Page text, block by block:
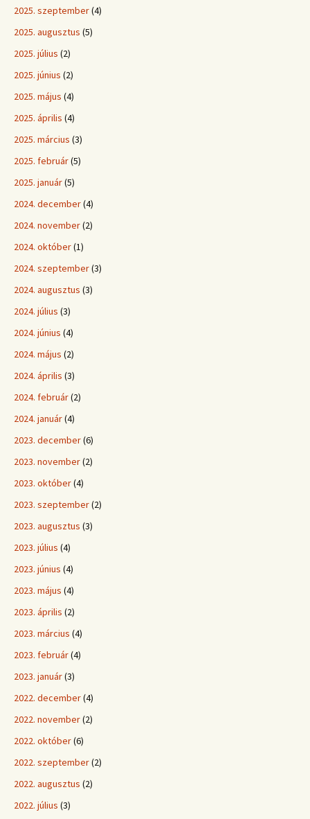
2025. szeptember(4)
2025. augusztus (5)
2025. július (2)
2025. június (2)
2025. május (4)
2025. április (4)
2025. március (3)
2025. február(5)
2025. január(5)
2024. december(4)
2024. november(2)
2024. október(1)
2024. szeptember(3)
2024. augusztus (3)
2024. július (3)
2024. június (4)
2024. május (2)
2024. április (3)
2024. február(2)
2024. január(4)
2023. december(6)
2023. november(2)
2023. október(4)
2023. szeptember(2)
2023. augusztus (3)
2023. július (4)
2023. június (4)
2023. május (4)
2023. április (2)
2023. március (4)
2023. február(4)
2023. január(3)
2022. december(4)
2022. november(2)
2022. október(6)
2022. szeptember(2)
2022. augusztus (2)
2022. július (3)